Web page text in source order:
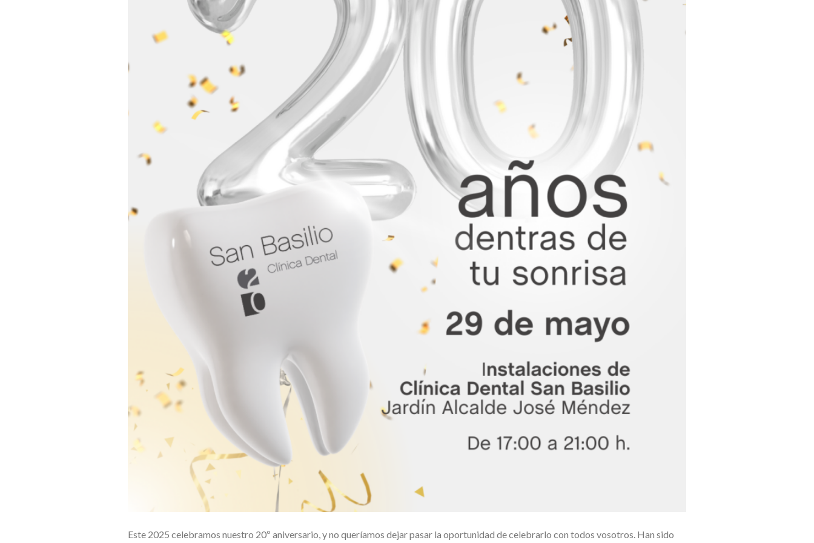
Este 2025 celebramos nuestro 20º aniversario, y no queríamos dejar pasar la oportunidad de celebrarlo con todos vosotros. Han sido